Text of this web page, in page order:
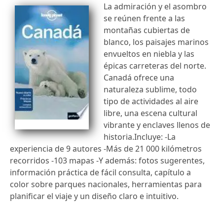
La admiración y el asombro
se reúnen frente a las
montañas cubiertas de
blanco, los paisajes marinos
envueltos en niebla y las
épicas carreteras del norte.
Canadá ofrece una
naturaleza sublime, todo
tipo de actividades al aire
libre, una escena cultural
vibrante y enclaves llenos de
historia.Incluye: -La
experiencia de 9 autores -Más de 21 000 kilómetros
recorridos -103 mapas -Y además: fotos sugerentes,
información práctica de fácil consulta, capítulo a
color sobre parques nacionales, herramientas para
planificar el viaje y un diseño claro e intuitivo.